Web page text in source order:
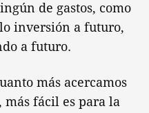
de gastos, como
inversión a futuro,
a futuro.
más acercamos
fácil es para la